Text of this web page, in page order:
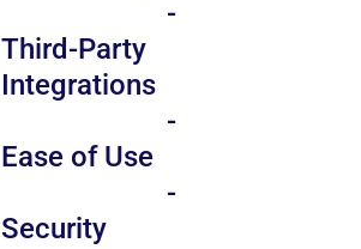
-
Third-Party
Integrations
-
Ease of Use
-
Security